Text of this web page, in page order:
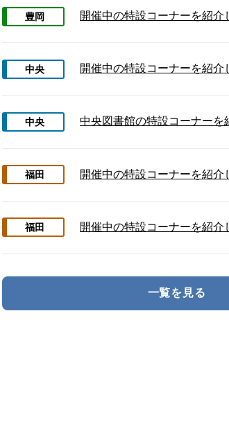
豊岡 開催中の特設コーナーを紹介
中央 開催中の特設コーナーを紹介
中央 中央図書館の特設コーナーを
福田 開催中の特設コーナーを紹介
福田 開催中の特設コーナーを紹介
一覧を見る